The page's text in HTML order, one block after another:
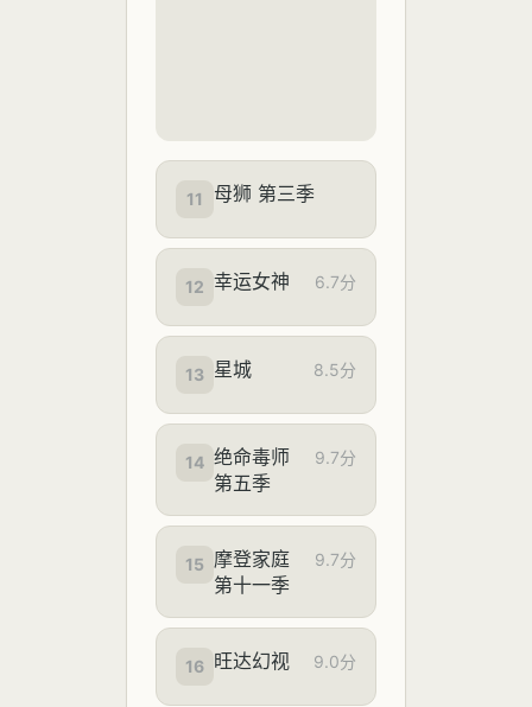
11 母狮 第三季
12 幸运女神 6.7分
13 星城 8.5分
14 绝命毒师
第五季
9.7分
15 摩登家庭
第十一季
9.7分
16 旺达幻视 9.0分